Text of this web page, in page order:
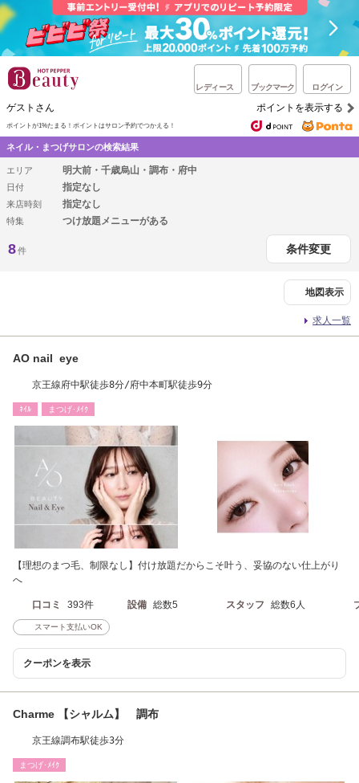
レディース ブックマーク ログイン
ゲストさん ポイントを表示する
ポイントが1%たまる！ ポイントはサロン予約でつかえる！
ネイル・まつげサロンの検索結果
エリア 明大前・千歳烏山・調布・府中
日付 指定なし
来店時刻 指定なし
特集 つけ放題メニューがある
8件 条件変更
地図表示
求人一覧
AO nail eye
京王線府中駅徒歩8分/府中本町駅徒歩9分
ﾈｲﾙ まつげ･ﾒｲｸ
【理想のまつ毛、制限なし】付け放題だからこそ叶う、妥協のない仕上がり
へ
口コミ 393件 設備 総数5 スタッフ 総数6人
スマート支払いOK
クーポンを表示
Charme 【シャルム】 調布
京王線調布駅徒歩3分
まつげ･ﾒｲｸ